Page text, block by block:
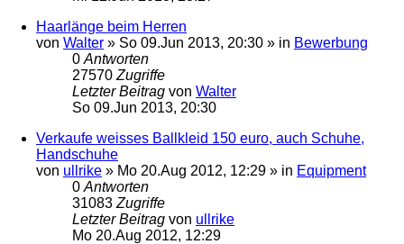
Haarlänge beim Herren
von Walter » So 09.Jun 2013, 20:30 » in Bewerbung
0 Antworten
27570 Zugriffe
Letzter Beitrag von Walter
So 09.Jun 2013, 20:30
Verkaufe weisses Ballkleid 150 euro, auch Schuhe,
Handschuhe
von ullrike » Mo 20.Aug 2012, 12:29 » in Equipment
0 Antworten
31083 Zugriffe
Letzter Beitrag von ullrike
Mo 20.Aug 2012, 12:29